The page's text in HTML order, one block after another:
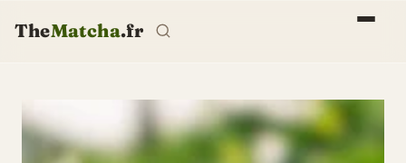
TheMatcha.fr